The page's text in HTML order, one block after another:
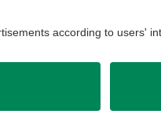
.